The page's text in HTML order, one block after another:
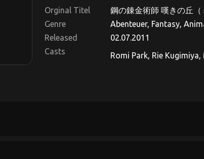
Orginal Titel
鋼の錬金術師 嘆きの丘
Genre
Abenteuer, Fantasy,
Released
02.07.2011
Casts
Romi Park, Rie